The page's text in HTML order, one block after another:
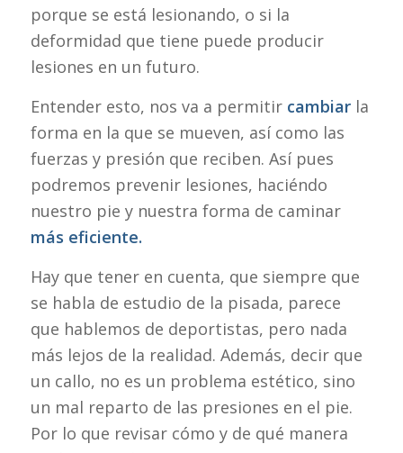
porque se está lesionando, o si la
deformidad que tiene puede producir
lesiones en un futuro.
Entender esto, nos va a permitir cambiar la
forma en la que se mueven, así como las
fuerzas y presión que reciben. Así pues
podremos prevenir lesiones, haciéndo
nuestro pie y nuestra forma de caminar
más eficiente.
Hay que tener en cuenta, que siempre que
se habla de estudio de la pisada, parece
que hablemos de deportistas, pero nada
más lejos de la realidad. Además, decir que
un callo, no es un problema estético, sino
un mal reparto de las presiones en el pie.
Por lo que revisar cómo y de qué manera